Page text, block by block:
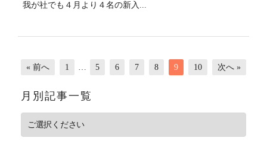
我が社でも４月より４名の新入...
« 前へ 1 5 6 7 8 9 10 次へ »
月別記事一覧